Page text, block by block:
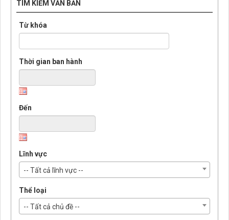
TÌM KIẾM VĂN BẢN
Từ khóa
Thời gian ban hành
Đến
Lĩnh vực
-- Tất cả lĩnh vực --
Thể loại
-- Tất cả chủ đề --